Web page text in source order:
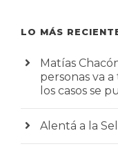
LO MÁS
Matías
personas va
los casos se
Alentá a la